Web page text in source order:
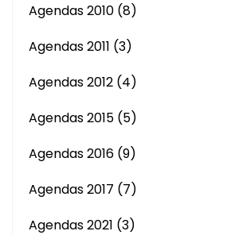
Agendas 2010 (8)
Agendas 2011 (3)
Agendas 2012 (4)
Agendas 2015 (5)
Agendas 2016 (9)
Agendas 2017 (7)
Agendas 2021 (3)